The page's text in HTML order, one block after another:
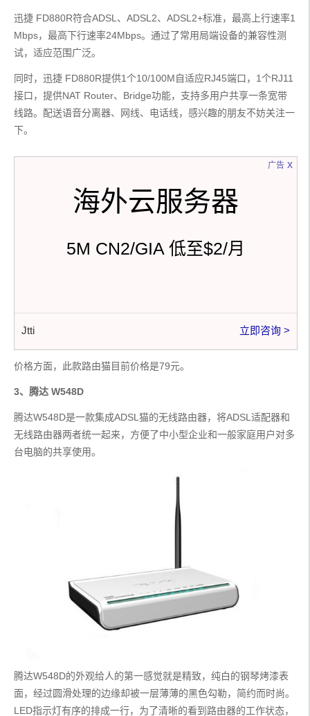
迅捷 FD880R符合ADSL、ADSL2、ADSL2+标准，最高上行速率1
Mbps，最高下行速率24Mbps。通过了常用局端设备的兼容性测
试，适应范围广泛。
同时，迅捷 FD880R提供1个10/100M自适应RJ45端口，1个RJ11
接口，提供NAT Router、Bridge功能，支持多用户共享一条宽带
线路。配送语音分离器、网线、电话线，感兴趣的朋友不妨关注一
下。
广告
海外云服务器
5M CN2/GIA 低至$2/月
Jtti 立即咨询 >
x
价格方面，此款路由猫目前价格是79元。
3、腾达 W548D
腾达W548D是一款集成ADSL猫的无线路由器，将ADSL适配器和
无线路由器两者统一起来，方便了中小型企业和一般家庭用户对多
台电脑的共享使用。
腾达W548D的外观给人的第一感觉就是精致，纯白的钢琴烤漆表
面，经过圆滑处理的边缘却被一层薄薄的黑色勾勒，简约而时尚。
LED指示灯有序的排成一行，为了清晰的看到路由器的工作状态，